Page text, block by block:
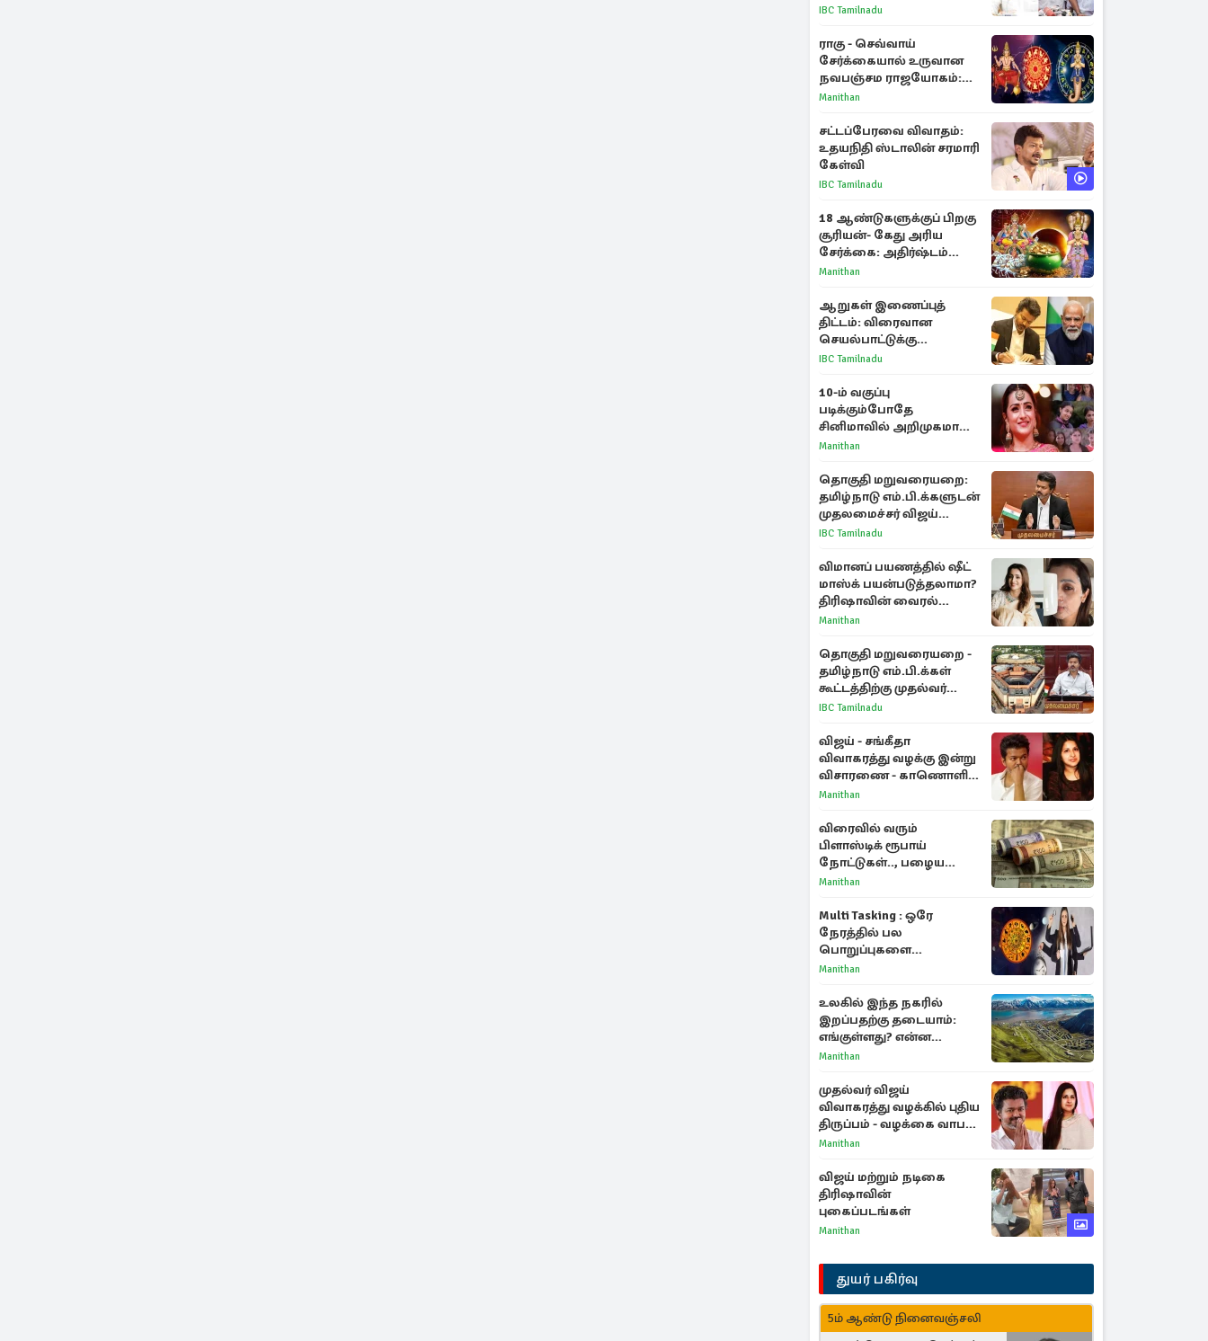
IBC Tamilnadu
ராகு - செவ்வாய்
சேர்க்கையால் உருவான
நவபஞ்சம ராஜயோகம்:
அதிர்ஷ்டம் பெறும் 3
Manithan
சட்டப்பேரவை விவாதம்:
உதயநிதி ஸ்டாலின் சரமாரி
கேள்வி
IBC Tamilnadu
18 ஆண்டுகளுக்குப் பிறகு
சூரியன்- கேது அரிய
சேர்க்கை: அதிர்ஷ்டம்
பெறும் 3 ராசிகள்!
Manithan
ஆறுகள் இணைப்புத்
திட்டம்: விரைவான
செயல்பாட்டுக்கு
பிரதமருக்கு முதலமைச்சர்
IBC Tamilnadu
10-ம் வகுப்பு
படிக்கும்போதே
சினிமாவில் அறிமுகமான
த்ரிஷா! உண்மையை
காந்தி
Manithan
தொகுதி மறுவரையறை:
தமிழ்நாடு எம்.பி.க்களுடன்
முதலமைச்சர் விஜய்
ஆலோசனை
IBC Tamilnadu
விமானப் பயணத்தில் ஷீட்
மாஸ்க் பயன்படுத்தலாமா?
திரிஷாவின் வைரல்
செல்ஃபிக்கு மருத்துவர்
Manithan
தொகுதி மறுவரையறை -
தமிழ்நாடு எம்.பி.க்கள்
கூட்டத்திற்கு முதல்வர்
விஜய் அழைப்பு
IBC Tamilnadu
விஜய் - சங்கீதா
விவாகரத்து வழக்கு இன்று
விசாரணை - காணொளி
மூலம் ஆஜராக வாய்ப்பு
Manithan
விரைவில் வரும்
பிளாஸ்டிக் ரூபாய்
நோட்டுகள்.., பழைய
காகித நோட்டுகள்
Manithan
Multi Tasking : ஒரே
நேரத்தில் பல
பொறுப்புகளை
கையாளும் டாப் 3 ராசிகள்!
Manithan
உலகில் இந்த நகரில்
இறப்பதற்கு தடையாம்:
எங்குள்ளது? என்ன
காரணம் தெரியுமா?
Manithan
முதல்வர் விஜய்
விவாகரத்து வழக்கில் புதிய
திருப்பம் - வழக்கை வாபஸ்
பெற்ற சங்கீதா!
Manithan
விஜய் மற்றும் நடிகை
திரிஷாவின்
புகைப்படங்கள்
Manithan
துயர் பகிர்வு
5ம் ஆண்டு நினைவஞ்சலி